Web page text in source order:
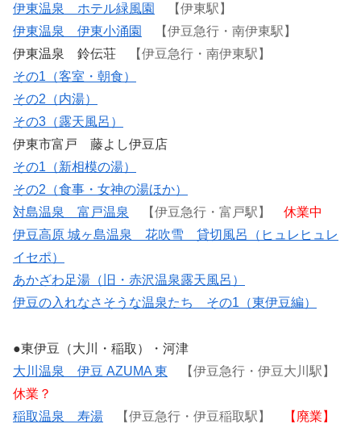
伊東温泉 ホテル緑風園
【伊東駅】
伊東温泉 伊東小涌園
【伊豆急行・南伊東駅】
伊東温泉 鈴伝荘
【伊豆急行・南伊東駅】
その1（客室・朝食）
その2（内湯）
その3（露天風呂）
伊東市富戸 藤よし伊豆店
その1（新相模の湯）
その2（食事・女神の湯ほか）
対島温泉 富戸温泉
【伊豆急行・富戸駅】 休業中
伊豆高原 城ヶ島温泉 花吹雪 貸切風呂（ヒュレヒュレ
イセポ）
あかざわ足湯（旧・赤沢温泉露天風呂）
伊豆の入れなさそうな温泉たち その1（東伊豆編）
●東伊豆（大川・稲取）・河津
大川温泉 伊豆 AZUMA 東
【伊豆急行・伊豆大川駅】
休業？
稲取温泉 寿湯
【伊豆急行・伊豆稲取駅】
【廃業】